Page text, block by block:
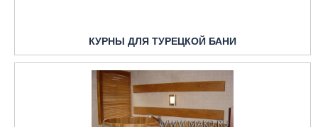
КУРНЫ ДЛЯ ТУРЕЦКОЙ БАНИ